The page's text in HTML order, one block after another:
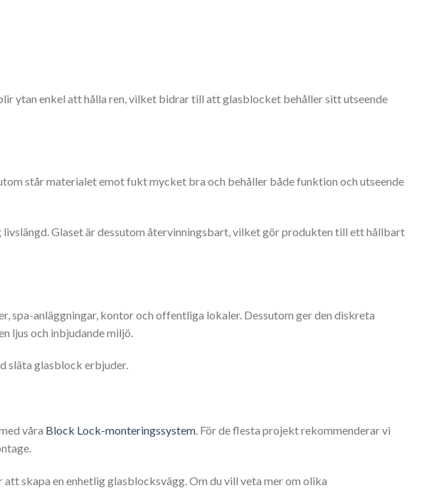
ytan enkel att hålla ren, vilket bidrar till att glasblocket behåller sitt utseende
står materialet emot fukt mycket bra och behåller både funktion och utseende
Glaset är dessutom återvinningsbart, vilket gör produkten till ett hållbart
spa-anläggningar, kontor och offentliga lokaler. Dessutom ger den diskreta
ljus och inbjudande miljö.
släta glasblock erbjuder.
våra Block Lock-monteringssystem. För de flesta projekt rekommenderar vi
att skapa en enhetlig glasblocksvägg. Om du vill veta mer om olika